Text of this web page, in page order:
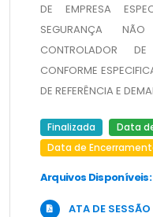
DE EMPRESA
SEGURANÇA
CONTROLADOR
CONFORME
DE REFERÊNCIA E
Finalizada
Data
Data de
Arquivos Disponíveis:
ATA DE